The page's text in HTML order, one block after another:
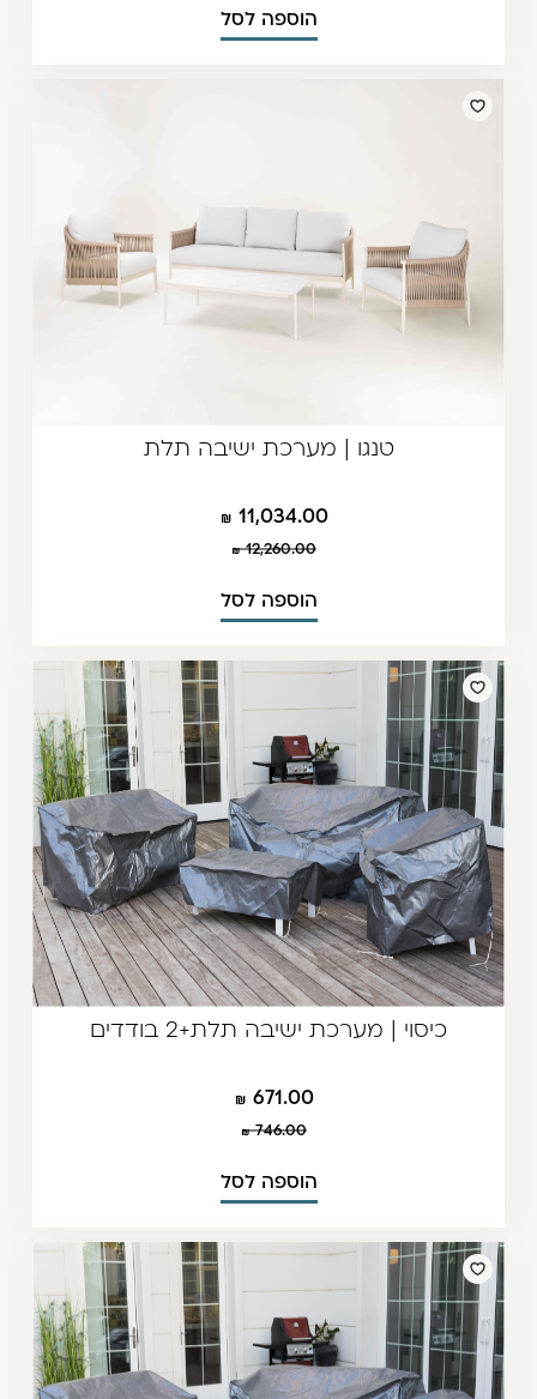
הוספה לסל
טנגו | מערכת ישיבה תלת
11,034.00
12,260.00
הוספה לסל
כיסוי | מערכת ישיבה תלת+2 בודדים
671.00
746.00
הוספה לסל